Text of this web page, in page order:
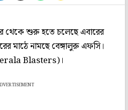
থেকে শুরু হতে চলেছে এবারের
মাঠে নামছে বেঙ্গালুরু এফসি।
(Kerala Blasters)।